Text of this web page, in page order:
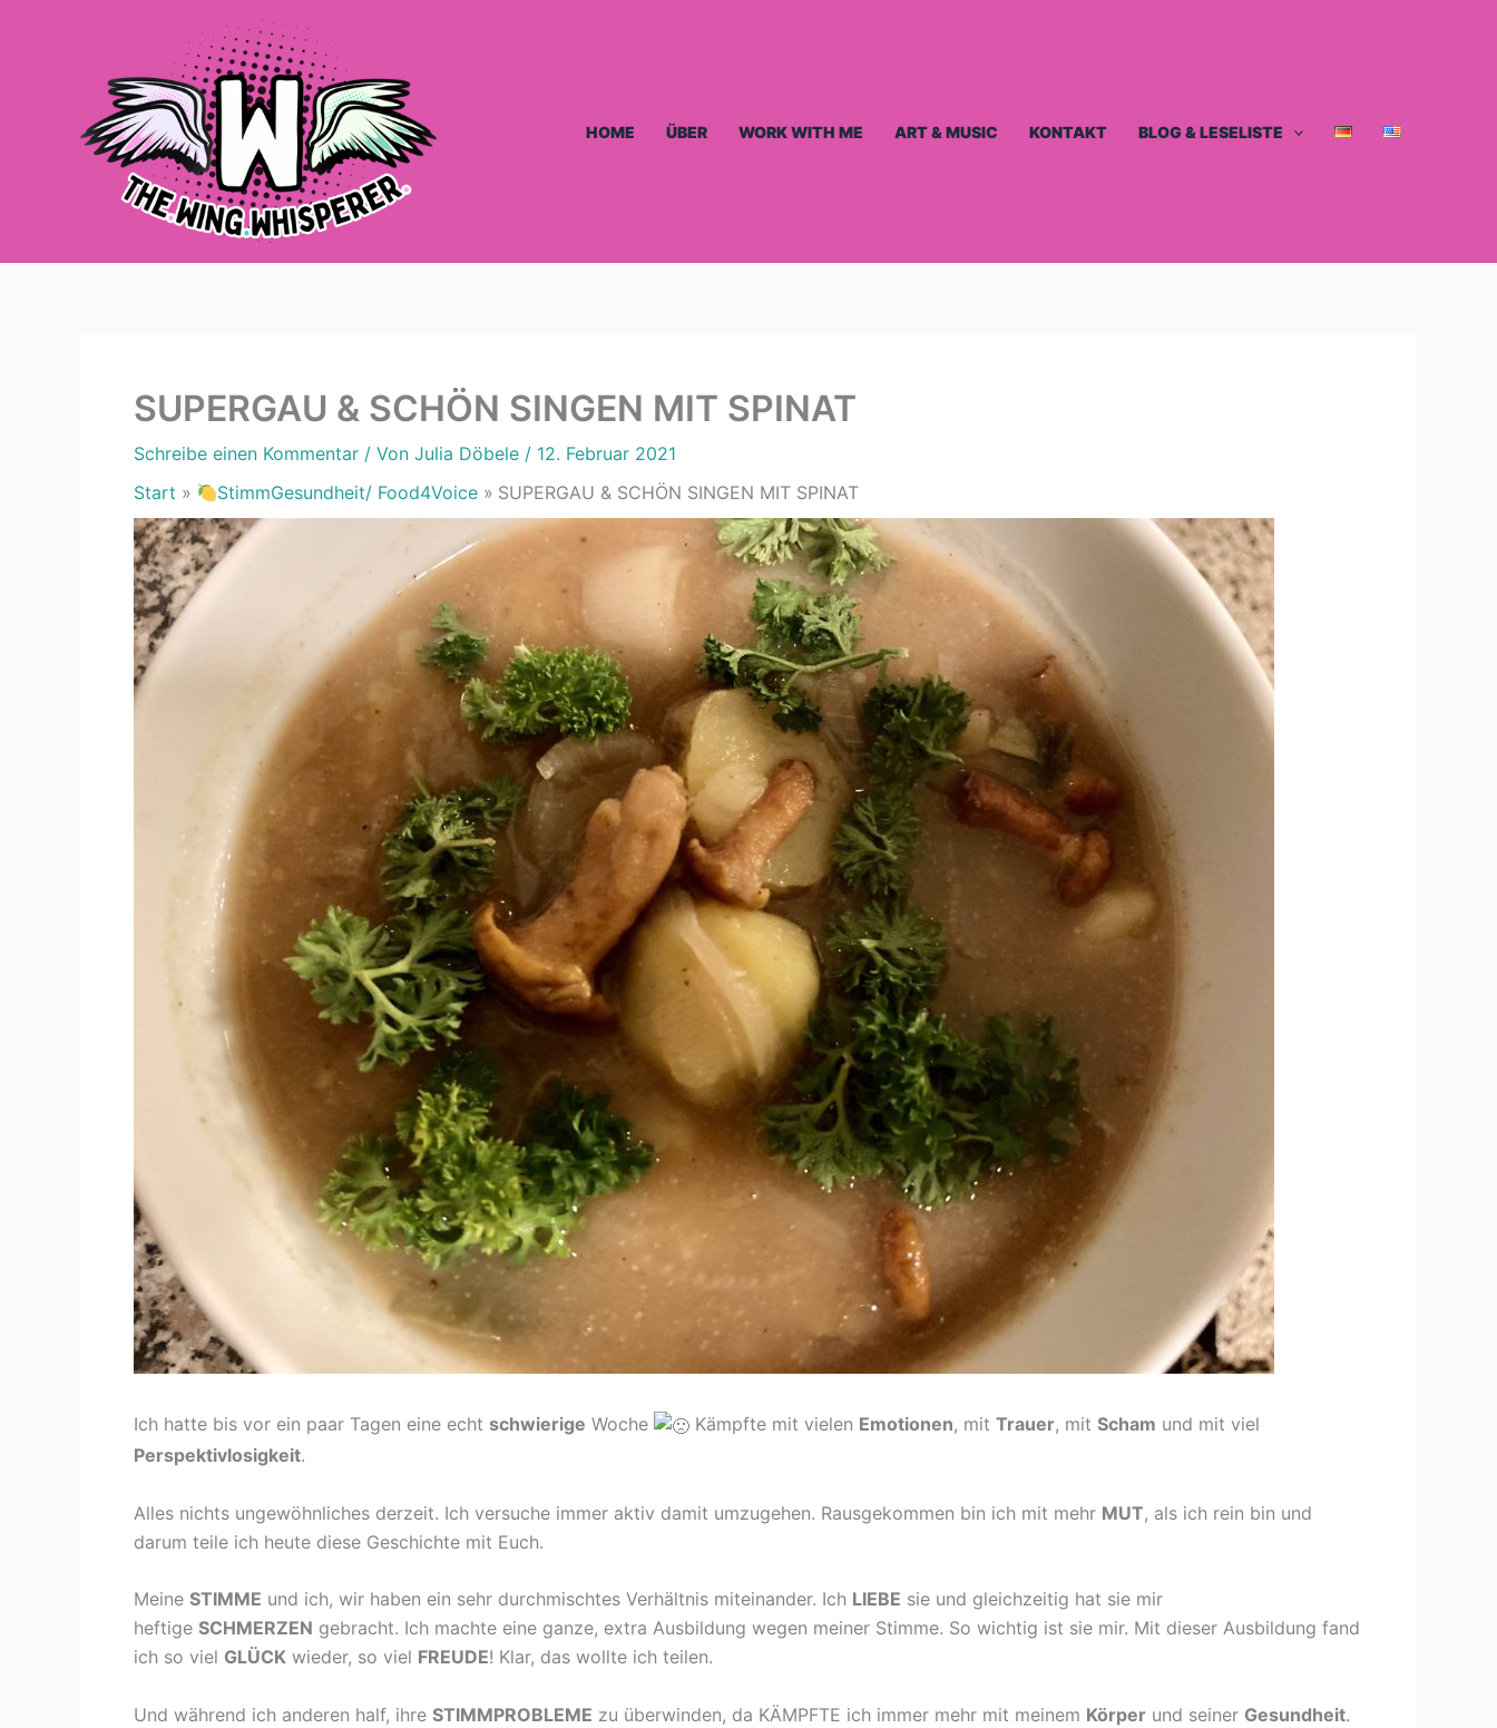
HOME ÜBER WORK WITH ME ART & MUSIC KONTAKT BLOG & LESELISTE
SUPERGAU & SCHÖN SINGEN MIT SPINAT
Schreibe einen Kommentar / Von Julia Döbele / 12. Februar 2021
Start
StimmGesundheit/ Food4Voice SUPERGAU & SCHÖN SINGEN MIT SPINAT
Ich hatte bis vor ein paar Tagen eine echt schwierige Woche Kämpfte mit vielen Emotionen, mit Trauer, mit Scham und mit viel
Perspektivlosigkeit.
Alles nichts ungewöhnliches derzeit. Ich versuche immer aktiv damit umzugehen. Rausgekommen bin ich mit mehr MUT, als ich rein bin und
darum teile ich heute diese Geschichte mit Euch.
Meine STIMME und ich, wir haben ein sehr durchmischtes Verhältnis miteinander. Ich LIEBE sie und gleichzeitig hat sie mir
heftige SCHMERZEN gebracht. Ich machte eine ganze, extra Ausbildung wegen meiner Stimme. So wichtig ist sie mir. Mit dieser Ausbildung fand
ich so viel GLÜCK wieder, so viel FREUDE! Klar, das wollte ich teilen.
Und während ich anderen half, ihre STIMMPROBLEME zu überwinden, da KÄMPFTE ich immer mehr mit meinem Körper und seiner Gesundheit.